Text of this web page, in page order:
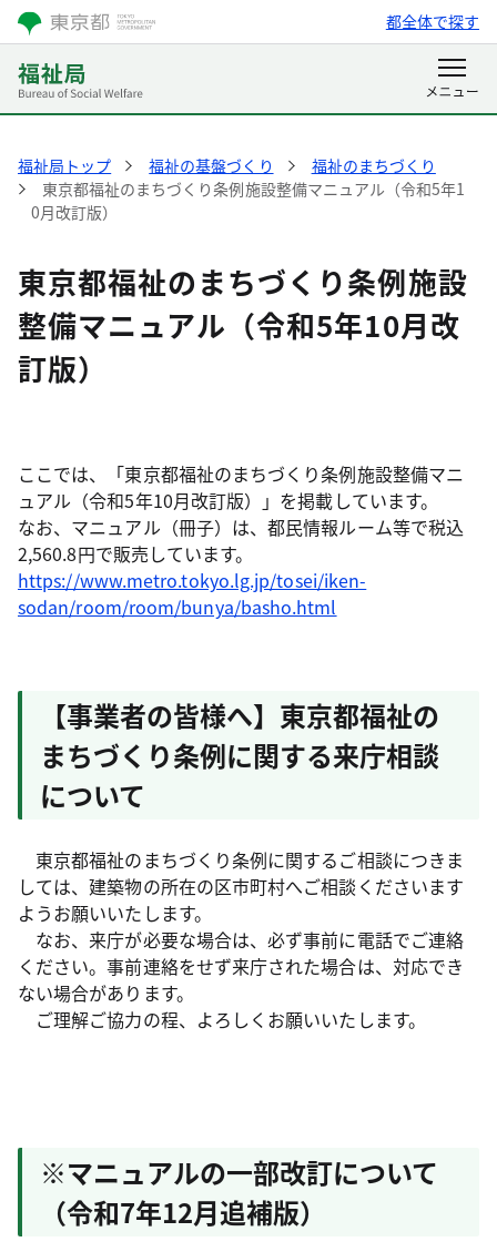
都全体で探す
福祉局トップ 福祉の基盤づくり
福祉のまちづくり
東京都福祉のまちづくり条例施設整備マニュアル（令和5年1
0月改訂版）
東京都福祉のまちづくり条例施設
整備マニュアル（令和5年10月改
訂版）
ここでは、「東京都福祉のまちづくり条例施設整備マニ
ュアル（令和5年10月改訂版）」を掲載しています。
なお、マニュアル（冊子）は、都民情報ルーム等で税込
2,560.8円で販売しています。
https://www.metro.tokyo.lg.jp/tosei/iken-
sodan/room/room/bunya/basho.html
【事業者の皆様へ】東京都福祉の
まちづくり条例に関する来庁相談
について
東京都福祉のまちづくり条例に関するご相談につきま
しては、建築物の所在の区市町村へご相談くださいます
ようお願いいたします。
なお、来庁が必要な場合は、必ず事前に電話でご連絡
ください。事前連絡をせず来庁された場合は、対応でき
ない場合があります。
ご理解ご協力の程、よろしくお願いいたします。
※マニュアルの一部改訂について
（令和7年12月追補版）